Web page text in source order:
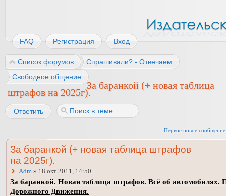
FAQ Регистрация Вход
Список форумов
Спрашивали? - Отвечаем
Свободное общение
За баранкой (+ новая таблица
штрафов на 2025г).
Ответить
Первое новое сообщение
За баранкой (+ новая таблица штрафов
на 2025г).
Adm » 18 окт 2011, 14:50
За баранкой. Новая таблица штрафов. Всё об автомобилях.
Дорожного Движения.